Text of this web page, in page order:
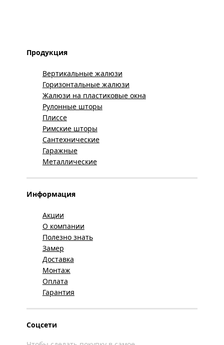
Продукция
Вертикальные жалюзи
Горизонтальные жалюзи
Жалюзи на пластиковые окна
Рулонные шторы
Плиссе
Римские шторы
Сантехнические
Гаражные
Металлические
Информация
Акции
О компании
Полезно знать
Замер
Доставка
Монтаж
Оплата
Гарантия
Соцсети